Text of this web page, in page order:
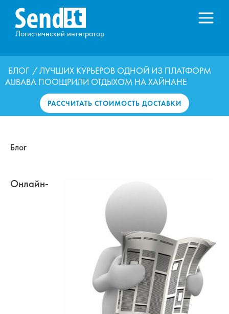
Логистический интегратор
БЛОГ / ЛУЧШИХ КУРЬЕРОВ ОДНОЙ ИЗ ПЛАТФОРМ
ALIBABA ПООЩРИЛИ ОТДЫХОМ НА ХАЙНАНЕ
РАССЧИТАТЬ СТОИМОСТЬ ДОСТАВКИ
Блог
Онлайн-